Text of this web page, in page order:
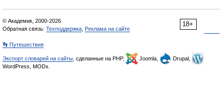
18+
© Академик, 2000-2026
Обратная связь: Техподдержка Реклама на сайте
👣 Путешествия
Экспорт словарей на сайты , сделанные на PHP, Joomla,
Drupal,
WordPress, MODx.